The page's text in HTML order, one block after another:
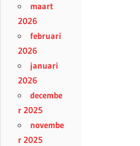
maart
2026
februari
2026
januari
2026
decembe
r 2025
novembe
r 2025